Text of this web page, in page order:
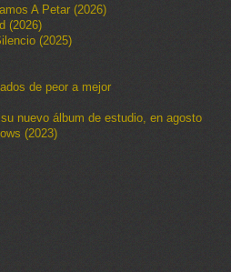
A Petar (2026)
(2026)
(2025)
de peor a mejor
nuevo álbum de estudio, en agosto
(2023)